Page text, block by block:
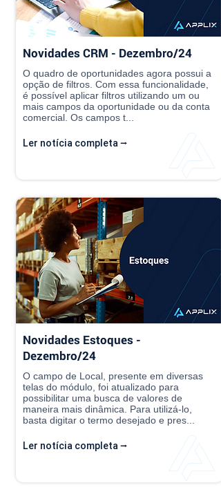
Novidades CRM - Dezembro/24
O quadro de oportunidades agora possui a
opção de filtros. Com essa funcionalidade,
é possível aplicar filtros utilizando um ou
mais campos da oportunidade ou da conta
comercial. Os campos t...
Ler notícia completa ⭢
Novidades Estoques -
Dezembro/24
O campo de Local, presente em diversas
telas do módulo, foi atualizado para
possibilitar uma busca de valores de
maneira mais dinâmica. Para utilizá-lo,
basta digitar o termo desejado e pres...
Ler notícia completa ⭢